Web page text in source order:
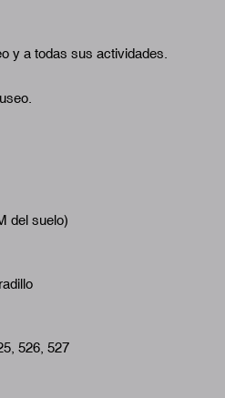
y a todas sus actividades.
del suelo)
526, 527